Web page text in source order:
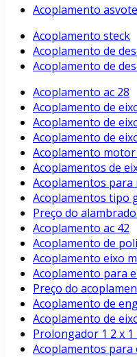
Acoplamento
Acoplamento steck
Acoplamento de
Acoplamento de
Acoplamento ac 28
Acoplamento de
Acoplamento de
Acoplamento de
Acoplamento
Acoplamentos de
Acoplamentos
Acoplamentos tipo
Preço do
Acoplamento ac 42
Acoplamento de
Acoplamento eixo
Acoplamento para
Preço do
Acoplamento de
Acoplamento de
Prolongador 1 2 x 1
Acoplamentos para